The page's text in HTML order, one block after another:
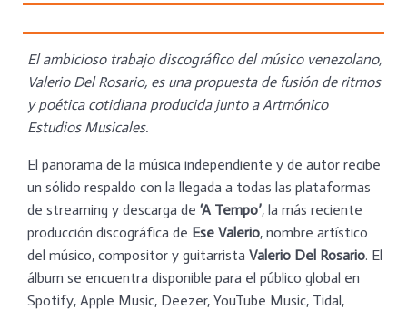
El ambicioso trabajo discográfico del músico venezolano,
Valerio Del Rosario, es una propuesta de fusión de ritmos
y poética cotidiana producida junto a Artmónico
Estudios Musicales.
El panorama de la música independiente y de autor recibe
un sólido respaldo con la llegada a todas las plataformas
de streaming y descarga de ‘A Tempo’, la más reciente
producción discográfica de Ese Valerio, nombre artístico
del músico, compositor y guitarrista Valerio Del Rosario. El
álbum se encuentra disponible para el público global en
Spotify, Apple Music, Deezer, YouTube Music, Tidal,